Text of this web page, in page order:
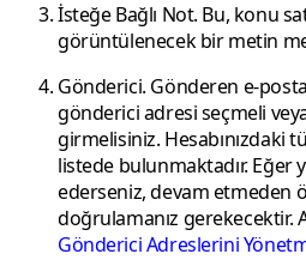
İsteğe Bağlı Not. Bu, konu
görüntülenecek bir metin
Gönderici. Gönderen e-
gönderici adresi seçmeli
girmelisiniz. Hesabınızdaki
listede bulunmaktadır. Eğer
ederseniz, devam etmeden
doğrulamanız gerekecektir.
Gönderici Adreslerini